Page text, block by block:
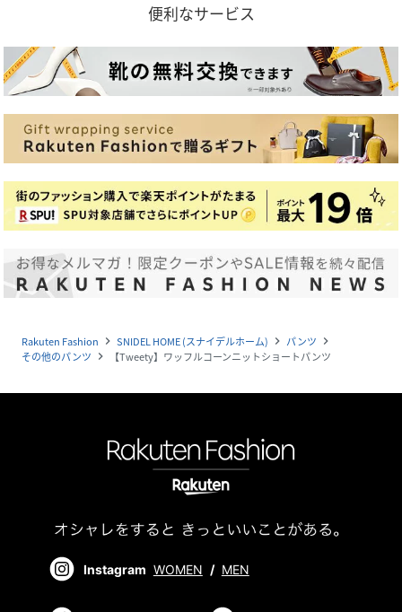
便利なサービス
Rakuten Fashion navigate_next SNIDEL HOME (スナイデルホーム) navigate_next パンツ navigate_next
その他のパンツ navigate_next 【Tweety】ワッフルコーンニットショートパンツ
Instagram WOMEN / MEN